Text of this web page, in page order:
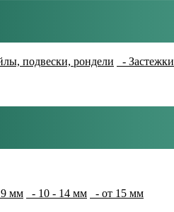
подвески, рондели - Застежки
мм - 10 - 14 мм - от 15 мм